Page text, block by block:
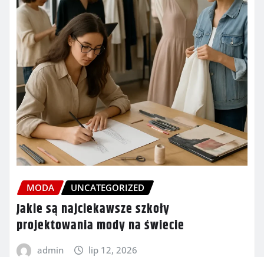
MODA UNCATEGORIZED
Jakie są najciekawsze szkoły
projektowania mody na świecie
admin lip 12, 2026